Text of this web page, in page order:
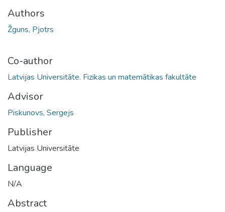
Authors
Žguns, Pjotrs
Co-author
Latvijas Universitāte. Fizikas un matemātikas fakultāte
Advisor
Piskunovs, Sergejs
Publisher
Latvijas Universitāte
Language
N/A
Abstract